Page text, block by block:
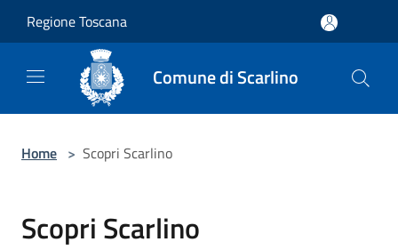
Regione Toscana
Comune di Scarlino
Home > Scopri Scarlino
Scopri Scarlino